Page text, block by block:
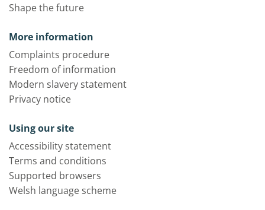
Shape the future
More information
Complaints procedure
Freedom of information
Modern slavery statement
Privacy notice
Using our site
Accessibility statement
Terms and conditions
Supported browsers
Welsh language scheme